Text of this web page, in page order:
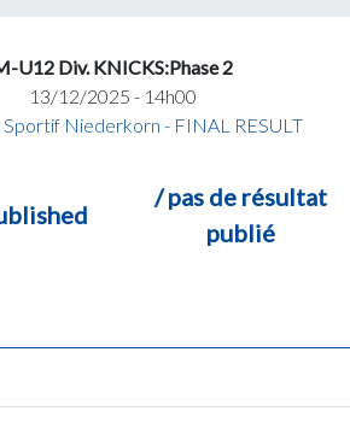
U12 Div. KNICKS:Phase 2
13/12/2025 - 14h00
Niederkorn - FINAL RESULT
/ pas de résultat
publié